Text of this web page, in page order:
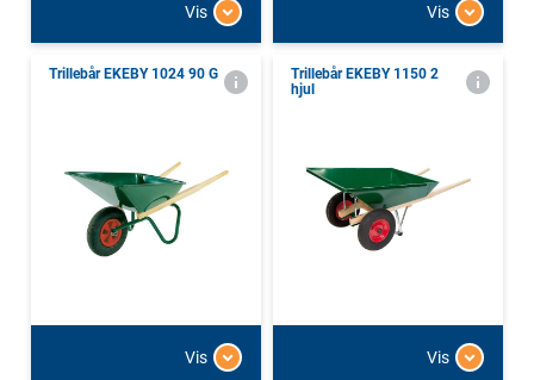
Vis Vis
Trillebår EKEBY 1024 90 G
Vis
Trillebår EKEBY 1150 2
hjul
Vis